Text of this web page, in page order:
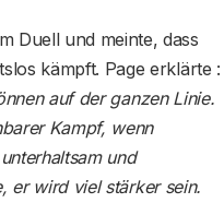
Duell und meinte, dass
kämpft. Page erklärte :
auf der ganzen Linie.
Kampf, wenn
und
er wird viel stärker sein.